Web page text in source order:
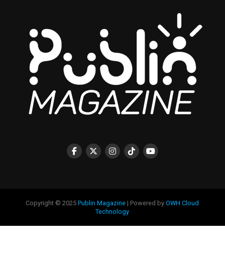
Copyright © 2025Publin Magazine | Powered byOWH Cloud
Technology